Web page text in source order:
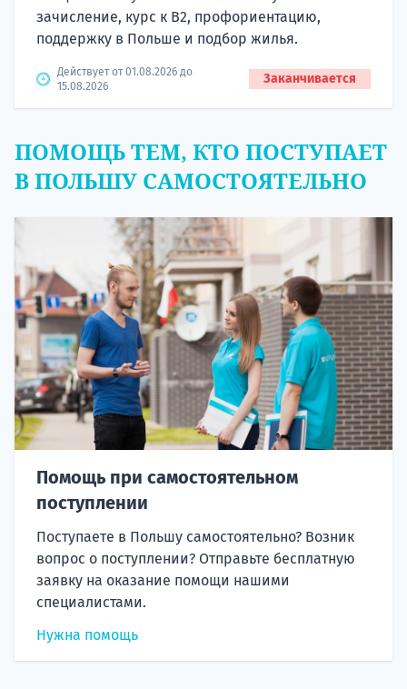
зачисление, курс к B2, профориентацию,
поддержку в Польше и подбор жилья.
Действует от 01.08.2026 до
15.08.2026
Заканчивается
ПОМОЩЬ ТЕМ, КТО ПОСТУПАЕТ
В ПОЛЬШУ САМОСТОЯТЕЛЬНО
Помощь при самостоятельном
поступлении
Поступаете в Польшу самостоятельно? Возник
вопрос о поступлении? Отправьте бесплатную
заявку на оказание помощи нашими
специалистами.
Нужна помощь